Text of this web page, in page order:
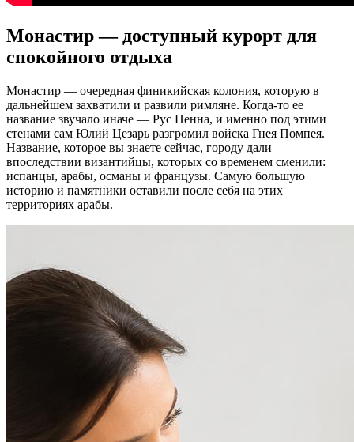
Монастир — доступный курорт для
спокойного отдыха
Монастир — очередная финикийская колония, которую в
дальнейшем захватили и развили римляне. Когда-то ее
название звучало иначе — Рус Пенна, и именно под этими
стенами сам Юлий Цезарь разгромил войска Гнея Помпея.
Название, которое вы знаете сейчас, городу дали
впоследствии византийцы, которых со временем сменили:
испанцы, арабы, османы и французы. Самую большую
историю и памятники оставили после себя на этих
территориях арабы.